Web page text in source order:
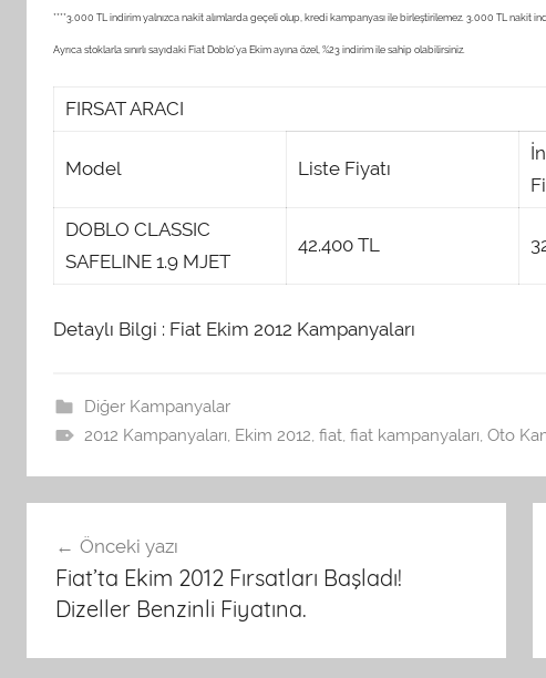
****3.000 TL indirim yalnızca nakit alımlarda geçeli olup, kredi kampanyası ile birleştirilemez. 3.000 TL nakit
Ayrıca stoklarla sınırlı sayıdaki Fiat Doblo’ya Ekim ayına özel, %23 indirim ile sahip olabilirsiniz.
FIRSAT ARACI
Model Liste Fiyatı
DOBLO CLASSIC
SAFELINE 1.9 MJET
42.400 TL
Detaylı Bilgi : Fiat Ekim 2012 Kampanyaları
Diğer Kampanyalar
2012 Kampanyaları Ekim 2012 fiat, fiat kampanyaları Oto
dolaşımı
Önceki yazı
Fiat’ta Ekim 2012 Fırsatları Başladı!
Dizeller Benzinli Fiyatına.